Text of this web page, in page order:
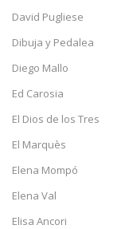
David Pugliese
Dibuja y Pedalea
Diego Mallo
Ed Carosia
El Dios de los Tres
El Marquès
Elena Mompó
Elena Val
Elisa Ancori